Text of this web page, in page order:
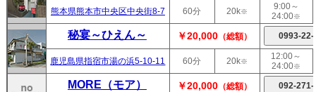
熊本県熊本市中央区中央街8-7 60分 20k※
9:00～
24:00※
秘宴～ひえん～ ￥20,000 （総額）
鹿児島県指宿市湯の浜5-10-11 60分 20k※
12:00～
24:00※
MORE（モア） ￥20,000 （総額）